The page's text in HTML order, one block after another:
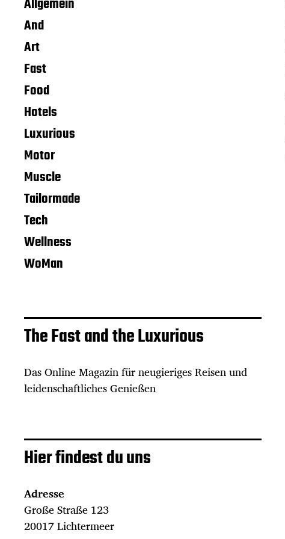
And
Art
Fast
Food
Hotels
Luxurious
Motor
Muscle
Tailormade
Tech
Wellness
WoMan
The Fast and the Luxurious
Das Online Magazin für neugieriges Reisen und
leidenschaftliches Genießen
Hier findest du uns
Adresse
Große Straße 123
20017 Lichtermeer